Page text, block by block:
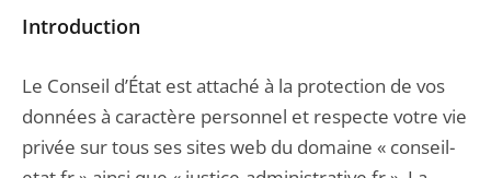
Introduction
Le Conseil d’État est attaché à la protection de vos
données à caractère personnel et respecte votre vie
privée sur tous ses sites web du domaine « conseil-